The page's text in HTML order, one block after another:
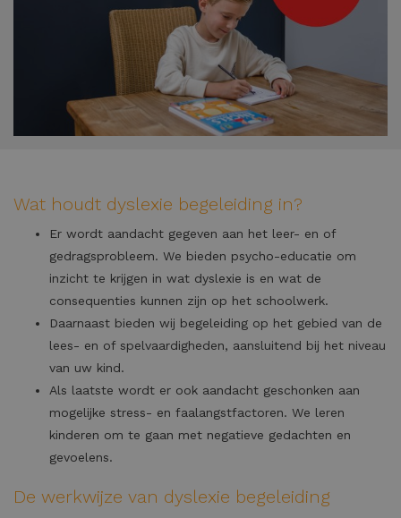
Wat houdt dyslexie begeleiding in?
Er wordt aandacht gegeven aan het leer- en of
gedragsprobleem. We bieden psycho-educatie om
inzicht te krijgen in wat dyslexie is en wat de
consequenties kunnen zijn op het schoolwerk.
Daarnaast bieden wij begeleiding op het gebied van de
lees- en of spelvaardigheden, aansluitend bij het niveau
van uw kind.
Als laatste wordt er ook aandacht geschonken aan
mogelijke stress- en faalangstfactoren. We leren
kinderen om te gaan met negatieve gedachten en
gevoelens.
De werkwijze van dyslexie begeleiding